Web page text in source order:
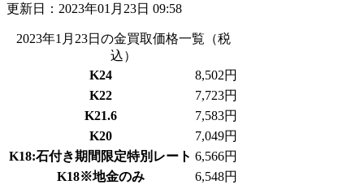
更新日： 2023年01月23日 09:58
2023年1月23日の金買取価格一覧 （税
込）
K24
8,502円
K22
7,723円
K21.6
7,583円
K20
7,049円
K18:石付き期間限定特別レート 6,566円
K18※地金のみ
6,548円